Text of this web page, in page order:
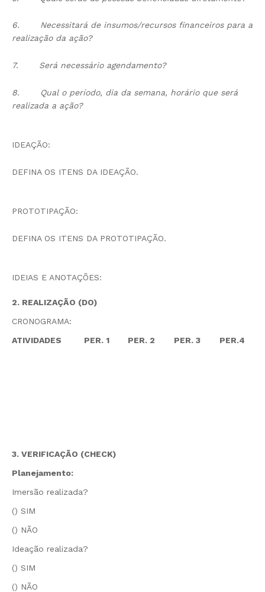
6. Necessitará de insumos/recursos financeiros para a
realização da ação?
7. Será necessário agendamento?
8.
Qual o período, dia da semana, horário que será
realizada a ação?
IDEAÇÃO:
DEFINA OS ITENS DA IDEAÇÃO.
PROTOTIPAÇÃO:
DEFINA OS ITENS DA PROTOTIPAÇÃO.
IDEIAS E ANOTAÇÕES:
2. REALIZAÇÃO (DO)
CRONOGRAMA:
ATIVIDADES
PER. 1 PER. 2 PER. 3 PER.4
3. VERIFICAÇÃO (CHECK)
Planejamento:
Imersão realizada?
() SIM
() NÃO
Ideação realizada?
() SIM
() NÃO